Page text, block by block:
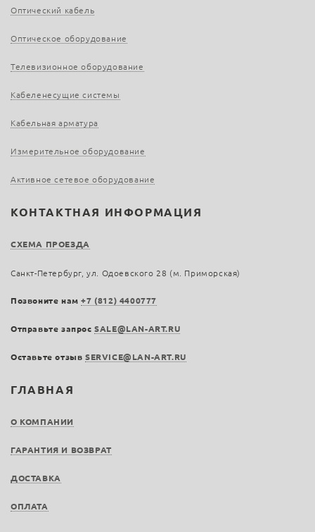
ГЛАВНАЯ
О КОМПАНИИ
ГАРАНТИЯ И ВОЗВРАТ
ДОСТАВКА
ОПЛАТА
Оптический кабель
Оптическое оборудование
Телевизионное оборудование
Кабеленесущие системы
Кабельная арматура
Измерительное оборудование
Активное сетевое оборудование
КОНТАКТНАЯ ИНФОРМАЦИЯ
СХЕМА ПРОЕЗДА
Санкт-Петербург, ул. Одоевского 28 (м. Приморская)
Позвоните нам+7 (812) 4400777
Отправьте запросSALE@LAN-ART.RU
Оставьте отзыв SERVICE@LAN-ART.RU